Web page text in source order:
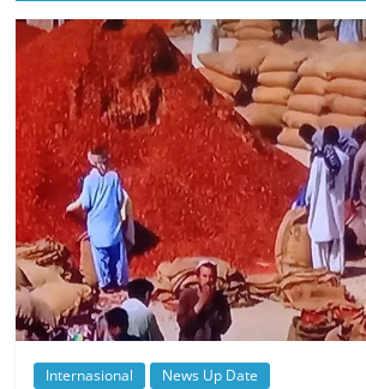
Internasional News Up Date